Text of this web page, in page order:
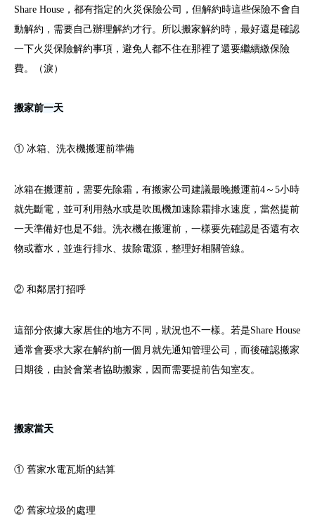
Share House，都有指定的火災保險公司，但解約時這些保險不會自
動解約，需要自己辦理解約才行。所以搬家解約時，最好還是確認
一下火災保險解約事項，避免人都不住在那裡了還要繼續繳保險
費。（淚）
搬家前一天
① 冰箱、洗衣機搬運前準備
冰箱在搬運前，需要先除霜，有搬家公司建議最晚搬運前4～5小時
就先斷電，並可利用熱水或是吹風機加速除霜排水速度，當然提前
一天準備好也是不錯。洗衣機在搬運前，一樣要先確認是否還有衣
物或蓄水，並進行排水、拔除電源，整理好相關管線。
② 和鄰居打招呼
這部分依據大家居住的地方不同，狀況也不一樣。若是Share House
通常會要求大家在解約前一個月就先通知管理公司，而後確認搬家
日期後，由於會業者協助搬家，因而需要提前告知室友。
搬家當天
① 舊家水電瓦斯的結算
② 舊家垃圾的處理